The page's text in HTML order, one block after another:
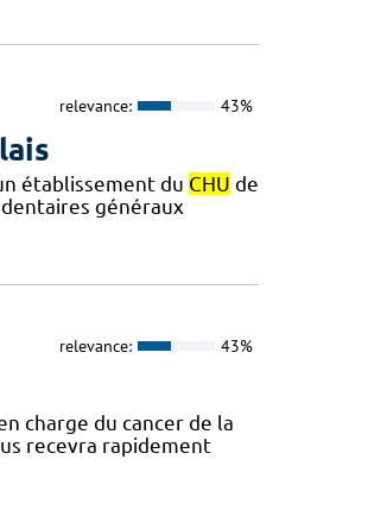
relevance: 43%
établissement du CHU de
généraux
relevance: 43%
charge du cancer de la
recevra rapidement